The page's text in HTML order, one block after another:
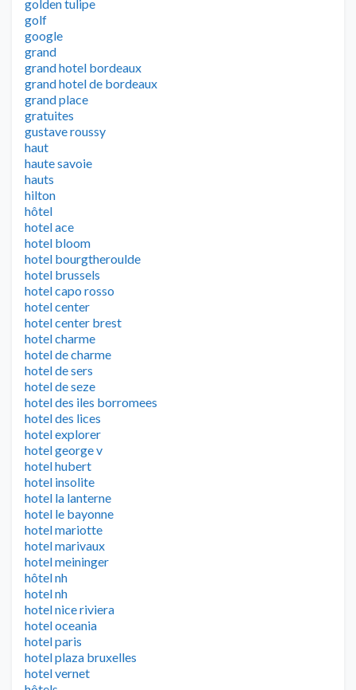
golden tulipe
golf
google
grand
grand hotel bordeaux
grand hotel de bordeaux
grand place
gratuites
gustave roussy
haut
haute savoie
hauts
hilton
hôtel
hotel ace
hotel bloom
hotel bourgtheroulde
hotel brussels
hotel capo rosso
hotel center
hotel center brest
hotel charme
hotel de charme
hotel de sers
hotel de seze
hotel des iles borromees
hotel des lices
hotel explorer
hotel george v
hotel hubert
hotel insolite
hotel la lanterne
hotel le bayonne
hotel mariotte
hotel marivaux
hotel meininger
hôtel nh
hotel nh
hotel nice riviera
hotel oceania
hotel paris
hotel plaza bruxelles
hotel vernet